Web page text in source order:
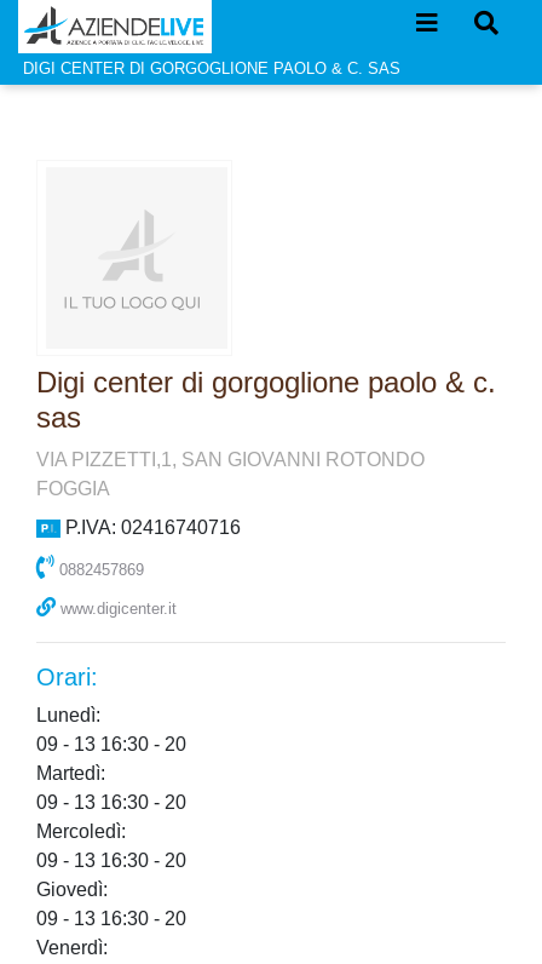
DIGI CENTER DI GORGOGLIONE PAOLO & C. SAS
Digi center di gorgoglione paolo & c.
sas
VIA PIZZETTI,1, SAN GIOVANNI ROTONDO
FOGGIA
P.IVA: 02416740716
0882457869
www.digicenter.it
Orari:
Lunedì:
09 - 13 16:30 - 20
Martedì:
09 - 13 16:30 - 20
Mercoledì:
09 - 13 16:30 - 20
Giovedì:
09 - 13 16:30 - 20
Venerdì: